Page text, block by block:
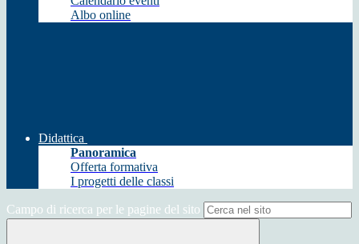
Albo online
Didattica
Panoramica
Offerta formativa
I progetti delle classi
Campo di ricerca per le pagine del sito